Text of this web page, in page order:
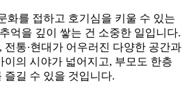
화를 접하고 호기심을 키울 수 있는
억을 깊이 쌓는 건 소중한 일입니다.
통·현대가 어우러진 다양한 공간과
의 시야가 넓어지고, 부모도 한층
즐길 수 있을 것입니다.